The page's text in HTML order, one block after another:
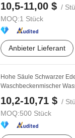
10,5-11,00 $ /
MOQ:1 Stück
Anbieter Lieferant
Hohe Säule Schwarzer
Waschbeckenmischer
Mischbatterie
10,2-10,71 $ /
MOQ:500 Stück